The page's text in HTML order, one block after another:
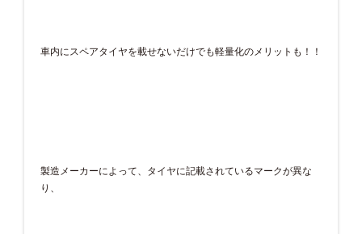
車内にスペアタイヤを載せないだけでも軽量化のメリットも！！
製造メーカーによって、タイヤに記載されているマークが異な
り、